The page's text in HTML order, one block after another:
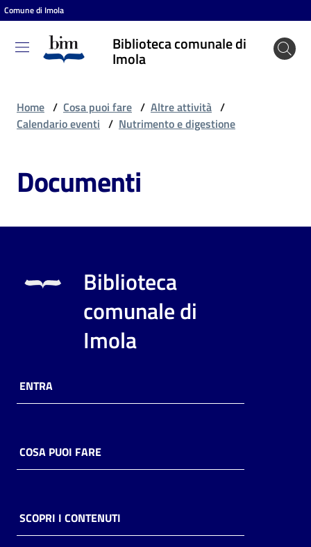
Vai al contenuto
Vai alla navigazione
Vai al footer
Comune di Imola
Biblioteca comunale di
Imola
Biblioteca
comunale
puoi
Risorse
online
Casa
Piani
Home / Cosa puoi fare / Altre attività /
Calendario eventi / Nutrimento e digestione
Documenti
Biblioteca
comunale di
Imola
ENTRA
COSA PUOI FARE
SCOPRI I CONTENUTI